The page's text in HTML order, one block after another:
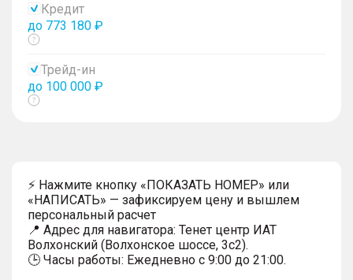
Кредит
до 773 180 ₽
Показать
Трейд-ин
до 100 000 ₽
Показать
⚡ Нажмите кнопку «ПОКАЗАТЬ НОМЕР» или
«НАПИСАТЬ» — зафиксируем цену и вышлем
персональный расчет
📍 Адрес для навигатора: Тенет центр ИАТ
Волхонский (Волхонское шоссе, 3с2).
🕒 Часы работы: Ежедневно с 9:00 до 21:00.